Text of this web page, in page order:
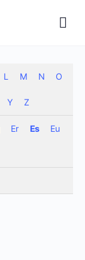
L M N O
Y Z
Er Es Eu